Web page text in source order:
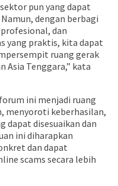
pun yang dapat
dengan berbagi
dan
yang praktis, kita dapat
ruang gerak
Tenggara,” kata
ini menjadi ruang
menyoroti keberhasilan,
disesuaikan dan
ini diharapkan
dan dapat
scams secara lebih